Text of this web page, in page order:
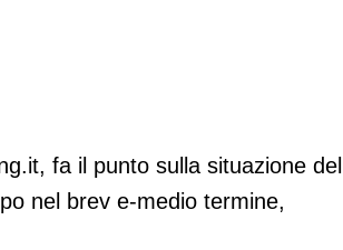
fa il punto sulla situazione del
nel brev e-medio termine,